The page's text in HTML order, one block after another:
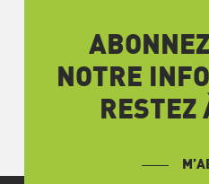
NOTRE
RESTEZ